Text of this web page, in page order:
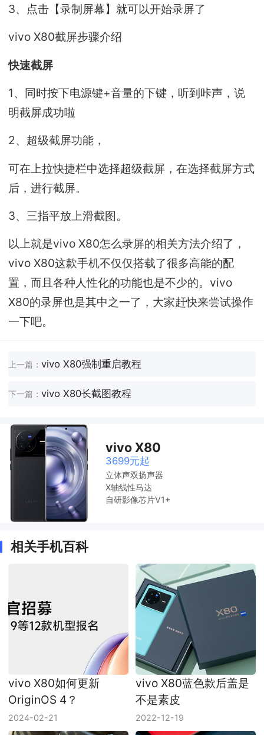
3、点击【录制屏幕】就可以开始录屏了
vivo X80截屏步骤介绍
快速截屏
1、同时按下电源键+音量的下键，听到咔声，说
明截屏成功啦
2、超级截屏功能，
可在上拉快捷栏中选择超级截屏，在选择截屏方式
后，进行截屏。
3、三指平放上滑截图。
以上就是vivo X80怎么录屏的相关方法介绍了，
vivo X80这款手机不仅仅搭载了很多高能的配
置，而且各种人性化的功能也是不少的。vivo
X80的录屏也是其中之一了，大家赶快来尝试操作
一下吧。
上一篇：vivo X80强制重启教程
下一篇：vivo X80长截图教程
vivo X80
3699元起
立体声双扬声器
X轴线性马达
自研影像芯片V1+
相关手机百科
vivo X80如何更新
OriginOS 4？
2024-02-21
vivo X80蓝色款后盖是
不是素皮
2022-12-19